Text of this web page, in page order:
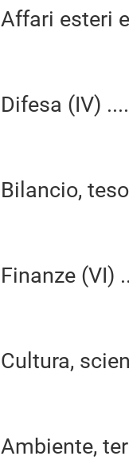
Affari esteri
Difesa (IV)
Bilancio,
Finanze (VI)
Cultura,
Ambiente,